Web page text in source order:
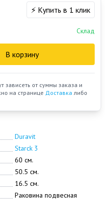
Duravit
Starck 3
60 см.
50.5 см.
16.5 см.
Раковина подвесная
⚡ Купить в 1 клик
Склад
В корзину
зависеть от суммы заказа и
на странице Доставка либо